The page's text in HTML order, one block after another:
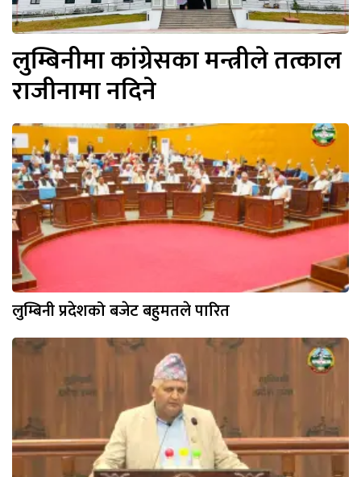
लुम्बिनीमा कांग्रेसका मन्त्रीले तत्काल
राजीनामा नदिने
लुम्बिनी प्रदेशको बजेट बहुमतले पारित